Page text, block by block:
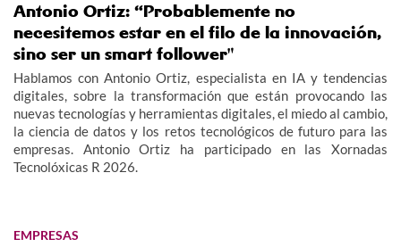
Antonio Ortiz: “Probablemente no
necesitemos estar en el filo de la innovación,
sino ser un smart follower"
Hablamos con Antonio Ortiz, especialista en IA y tendencias
digitales, sobre la transformación que están provocando las
nuevas tecnologías y herramientas digitales, el miedo al cambio,
la ciencia de datos y los retos tecnológicos de futuro para las
empresas. Antonio Ortiz ha participado en las Xornadas
Tecnolóxicas R 2026.
EMPRESAS